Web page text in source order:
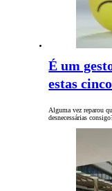
É um
estas
Alguma vez reparou
desnecessárias